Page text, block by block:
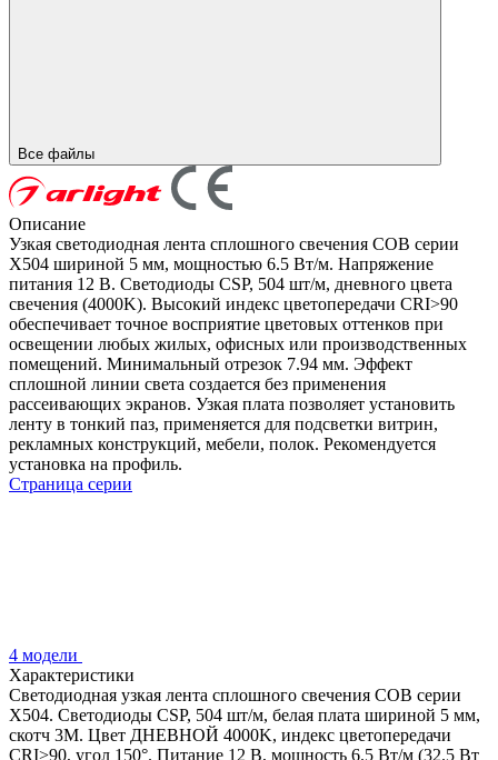
Все файлы
Описание
Узкая светодиодная лента сплошного свечения COB серии
X504 шириной 5 мм, мощностью 6.5 Вт/м. Напряжение
питания 12 В. Светодиоды CSP, 504 шт/м, дневного цвета
свечения (4000K). Высокий индекс цветопередачи CRI>90
обеспечивает точное восприятие цветовых оттенков при
освещении любых жилых, офисных или производственных
помещений. Минимальный отрезок 7.94 мм. Эффект
сплошной линии света создается без применения
рассеивающих экранов. Узкая плата позволяет установить
ленту в тонкий паз, применяется для подсветки витрин,
рекламных конструкций, мебели, полок. Рекомендуется
установка на профиль.
Страница серии
4 модели
Характеристики
Светодиодная узкая лента сплошного свечения COB серии
X504. Светодиоды CSP, 504 шт/м, белая плата шириной 5 мм,
скотч 3M. Цвет ДНЕВНОЙ 4000K, индекс цветопередачи
CRI>90, угол 150°. Питание 12 В, мощность 6.5 Вт/м (32.5 Вт